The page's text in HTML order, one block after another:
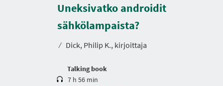
Uneksivatko androidit
sähkölampaista?
⁄ Dick, Philip K., kirjoittaja
Talking book
D
u
r
a
i
7 h 56 min